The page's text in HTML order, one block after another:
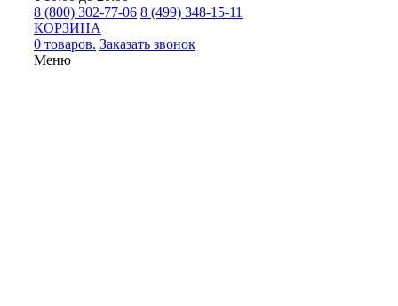
8 (800) 302-77-06 8 (499) 348-15-11
КОРЗИНА
0 товаров. Заказать звонок
Меню